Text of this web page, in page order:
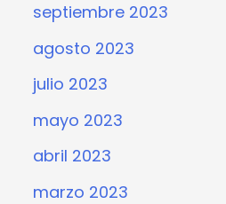
septiembre 2023
agosto 2023
julio 2023
mayo 2023
abril 2023
marzo 2023